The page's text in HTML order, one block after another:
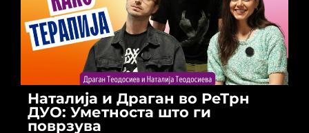
Наталија и Драган во РеТрн
ДУО: Уметноста што ги
поврзува